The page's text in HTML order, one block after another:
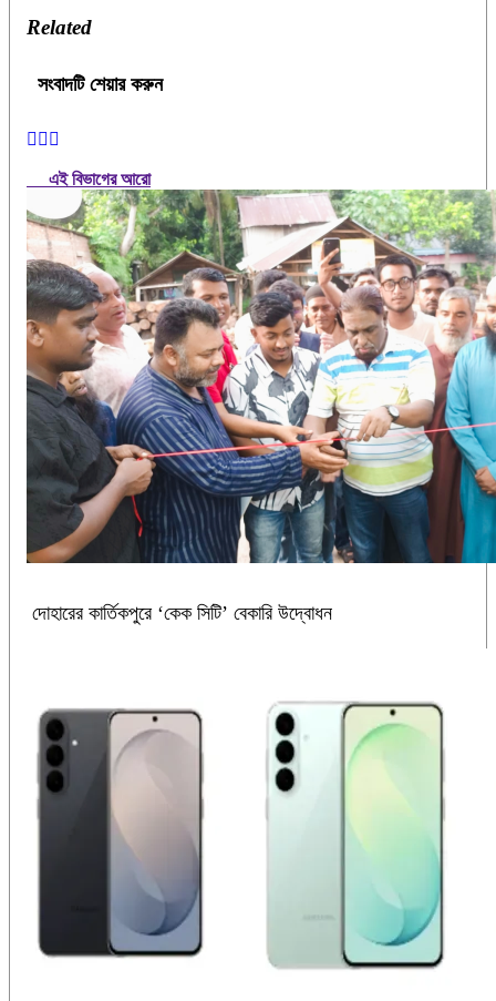
Related
সংবাদটি শেয়ার করুন
এই বিভাগের আরো
দোহারের কার্তিকপুরে ‘কেক সিটি’ বেকারি উদ্বোধন